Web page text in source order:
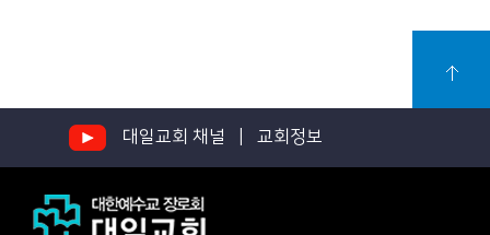
대일교회 채널 | 교회정보